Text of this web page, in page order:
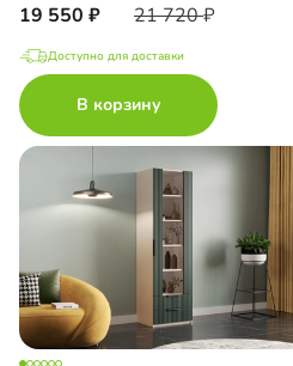
19 550 21 720
Доступно для доставки
В корзину